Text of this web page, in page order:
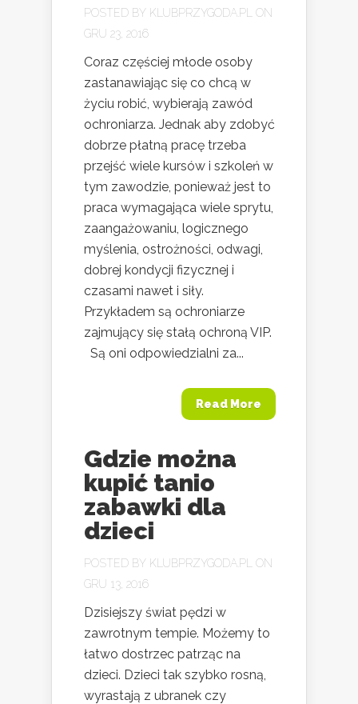
POSTED BY KLUBPRZYGODA.PL
ON
GRU 23, 2016
Coraz częściej młode osoby
zastanawiając się co chcą w
życiu robić, wybierają zawód
ochroniarza. Jednak aby zdobyć
dobrze płatną pracę trzeba
przejść wiele kursów i szkoleń w
tym zawodzie, ponieważ jest to
praca wymagająca wiele sprytu,
zaangażowaniu, logicznego
myślenia, ostrożności, odwagi,
dobrej kondycji fizycznej i
czasami nawet i siły.
Przykładem są ochroniarze
zajmujący się stałą ochroną VIP.
Są oni odpowiedzialni za...
Read More
Gdzie można
kupić tanio
zabawki dla
dzieci
POSTED BY KLUBPRZYGODA.PL
ON
GRU 13, 2016
Dzisiejszy świat pędzi w
zawrotnym tempie. Możemy to
łatwo dostrzec patrząc na
dzieci. Dzieci tak szybko rosną,
wyrastają z ubranek czy